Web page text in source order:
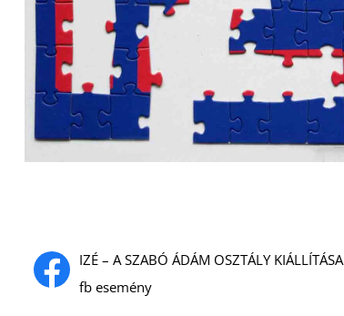
IZÉ – A SZABÓ ÁDÁM OSZTÁLY KIÁLLÍTÁSA
fb esemény